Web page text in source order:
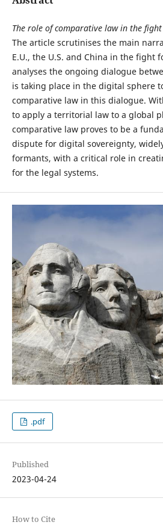
The role of comparative law in the
The article scrutinises the main
E.U., the U.S. and China in the fight
analyses the ongoing dialogue
is taking place in the digital sphere
comparative law in this dialogue.
to apply a territorial law to a global
comparative law proves to be a
dispute for digital sovereignty,
formants, with a critical role in
for the legal systems.
.pdf
Published
2023-04-24
How to Cite